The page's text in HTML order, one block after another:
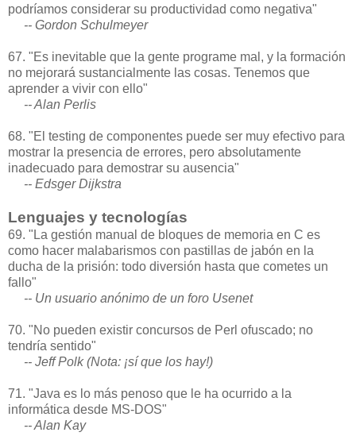
podríamos considerar su productividad como negativa"
-- Gordon Schulmeyer
67. "Es inevitable que la gente programe mal, y la formación
no mejorará sustancialmente las cosas. Tenemos que
aprender a vivir con ello"
-- Alan Perlis
68. "El testing de componentes puede ser muy efectivo para
mostrar la presencia de errores, pero absolutamente
inadecuado para demostrar su ausencia"
-- Edsger Dijkstra
Lenguajes y tecnologías
69. "La gestión manual de bloques de memoria en C es
como hacer malabarismos con pastillas de jabón en la
ducha de la prisión: todo diversión hasta que cometes un
fallo"
-- Un usuario anónimo de un foro Usenet
70. "No pueden existir concursos de Perl ofuscado; no
tendría sentido"
-- Jeff Polk (Nota: ¡sí que los hay!)
71. "Java es lo más penoso que le ha ocurrido a la
informática desde MS-DOS"
-- Alan Kay